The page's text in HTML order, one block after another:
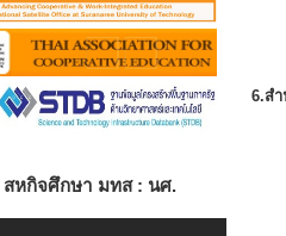
สหกิจศึกษา มทส : นศ.
6.ส